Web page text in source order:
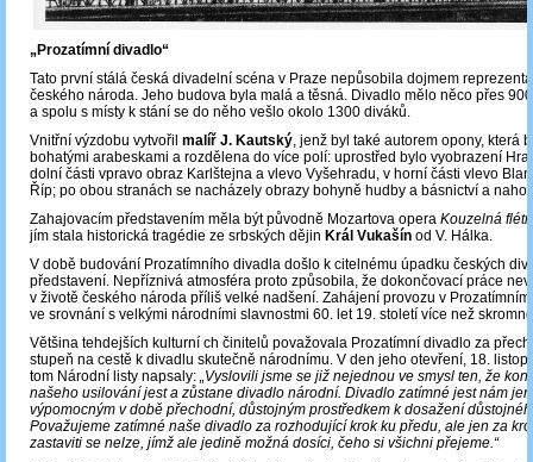
„Prozatímní divadlo“
Tato první stálá česká divadelní scéna v Praze nepůsobila dojmem
českého národa. Jeho budova byla malá a těsná. Divadlo mělo něco přes
a spolu s místy k stání se do něho vešlo okolo 1300 diváků.
Vnitřní výzdobu vytvořil malíř J. Kautský, jenž byl také autorem opony, která
bohatými arabeskami a rozdělena do více polí: uprostřed bylo vyobrazení
dolní části vpravo obraz Karlštejna a vlevo Vyšehradu, v horní části vlevo
Říp; po obou stranách se nacházely obrazy bohyně hudby a básnictví a
Zahajovacím představením měla být původně Mozartova opera Kouzelná
jím stala historická tragédie ze srbských dějin Král Vukašín od V. Hálka.
V době budování Prozatímního divadla došlo k citelnému úpadku českých
představení. Nepříznivá atmosféra proto způsobila, že dokončovací práce
v životě českého národa příliš velké nadšení. Zahájení provozu v
ve srovnání s velkými národními slavnostmi 60. let 19. století více než
Většina tehdejších kulturní ch činitelů považovala Prozatímní divadlo za
stupeň na cestě k divadlu skutečně národnímu. V den jeho otevření, 18.
tom Národní listy napsaly: „Vyslovili jsme se již nejednou ve smysl ten, že
našeho usilování jest a zůstane divadlo národní. Divadlo zatímné jest nám
výpomocným v době přechodní, důstojným prostředkem k dosažení
Považujeme zatímné naše divadlo za rozhodující krok ku předu, ale jen za
zastaviti se nelze, jímž ale jedině možná dosíci, čeho si všichni přejeme.“